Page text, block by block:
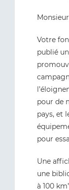
Votre
publié
pour de
pays, et
pour
Une
une
à 100